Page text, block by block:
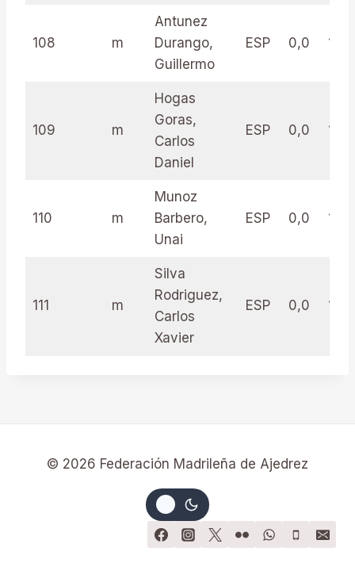
108 m
Antunez
Durango,
Guillermo
ESP 0,0 16.5
109 m
Hogas
Goras,
Carlos
Daniel
ESP 0,0 16.5
110 m
Munoz
Barbero,
Unai
ESP 0,0 16.5
111 m
Silva
Rodriguez,
Carlos
Xavier
ESP 0,0 16.5
© 2026 Federación Madrileña de Ajedrez